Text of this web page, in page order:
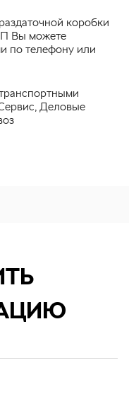
коробки
П Вы можете
по телефону или
Деловые